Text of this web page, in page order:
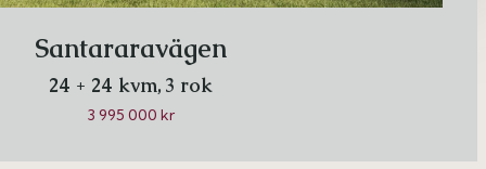
Santararavägen
24 + 24 kvm, 3 rok
3 995 000 kr